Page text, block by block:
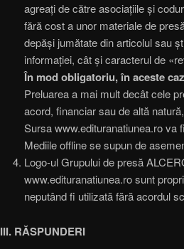
agreați de către asociațiile și
fără cost a unor materiale de
depăși jumătate din articolul sau
informației, cât și caracterul de
În mod obligatoriu, în aceste
Preluarea a mai mult decât cele
acord, financiar sau de altă
Sursa www.edituranatiunea.ro va
Mediile offline se supun de
Logo-ul Grupului de presă
www.edituranatiunea.ro sunt
neputând fi utilizată fără acordul
III. RĂSPUNDERI